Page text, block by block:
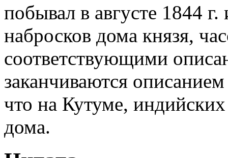
побывал в августе 1844 г.
набросков дома князя,
соответствующими
заканчиваются
что на Кутуме,
дома.